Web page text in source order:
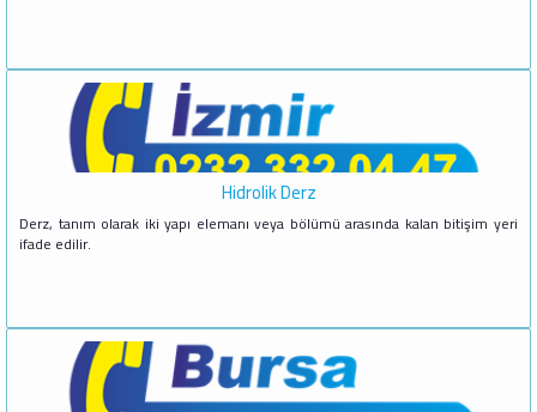
Hidrolik Derz
Derz, tanım olarak iki yapı elemanı veya bölümü arasında kalan bitişim yeri
ifade edilir.